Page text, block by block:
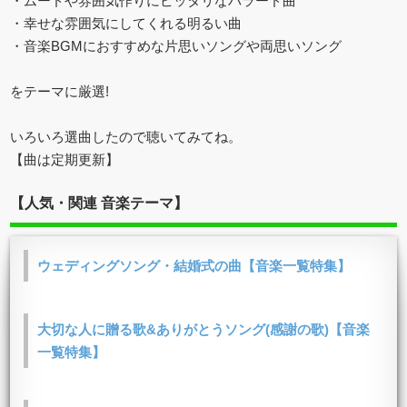
・幸せな雰囲気にしてくれる明るい曲
・音楽BGMにおすすめな片思いソングや両思いソング
をテーマに厳選!
いろいろ選曲したので聴いてみてね。
【曲は定期更新】
【人気・関連 音楽テーマ】
ウェディングソング・結婚式の曲【音楽一覧特集】
大切な人に贈る歌&ありがとうソング(感謝の歌)【音楽
一覧特集】